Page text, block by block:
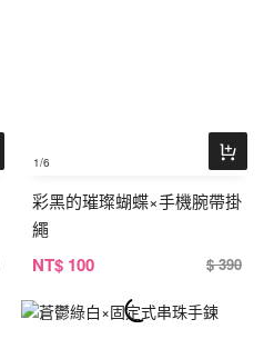
1/6
彩黑的璀璨蝴蝶×手機腕帶掛
繩
NT$ 100 $ 390